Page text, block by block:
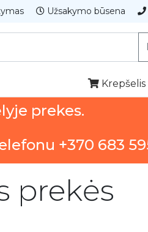
Užsakymo būsena
prekes.
+370 683
prekės